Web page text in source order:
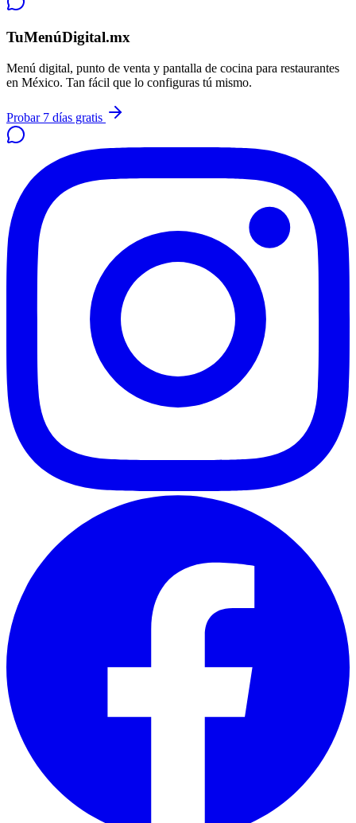
TuMenúDigital.mx
Menú digital, punto de venta y pantalla de cocina para restaurantes
en México. Tan fácil que lo configuras tú mismo.
Probar 7 días gratis